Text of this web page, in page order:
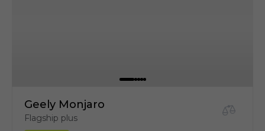
Geely Monjaro
Flagship plus